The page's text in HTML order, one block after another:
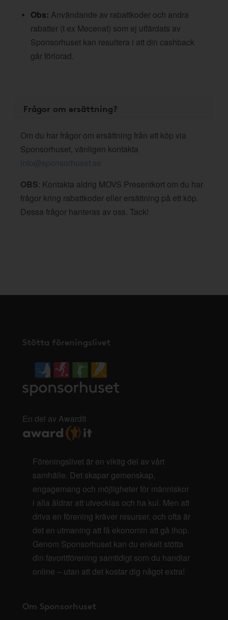
Obs: Användande av rabattkoder och andra
rabatter (t ex Mecenat) som ej utfärdats av
Sponsorhuset kan resultera i att din cashback
går förlorad.
Frågor om ersättning?
Om du har frågor om ersättning från ett köp via
Sponsorhuset, vänligen kontakta
info@sponsorhuset.se
OBS: Kontakta aldrig MOVS Presentkort om du har
frågor kring rabattkoder eller ersättning på ett köp.
Dessa frågor hanteras av oss. Tack!
Stötta föreningslivet
En del av AwardIt
Föreningslivet är en viktig del av vårt
samhälle. Det skapar gemenskap,
engagemang och möjligheter för människor
i alla åldrar att utvecklas och ha kul. Men att
driva en förening kräver resurser, och ofta är
det en utmaning att få ekonomin att gå ihop.
Genom Sponsorhuset kan du enkelt stötta
din favoritförening samtidigt som du handlar
online – utan att det kostar dig något extra!
Om Sponsorhuset